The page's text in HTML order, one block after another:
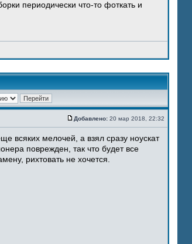
периодически что-то фоткать и
Добавлено: 20 мар 2018, 22:32
всяких мелочей, а взял сразу ноускат
поврежден, так что будет все
рихтовать не хочется.